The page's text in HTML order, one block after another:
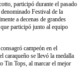
participó durante el pasado
Festival de la
a decenas de grandes
participó junto al equipo
campeón en el
caraqueño se llevó la medalla
Tin Tops, al marcar el mejor